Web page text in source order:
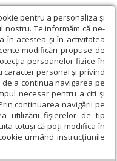
pentru a personaliza și
Te informăm că ne-
în acestea și în activitatea
modificări propuse de
persoanelor fizice în
caracter personal și privind
a continua navigarea pe
necesar pentru a citi și
continuarea navigării pe
utilizării fişierelor de tip
totuși că poți modifica în
urmând instrucțiunile
› Slujiri arhiereşti în
Moldovei şi